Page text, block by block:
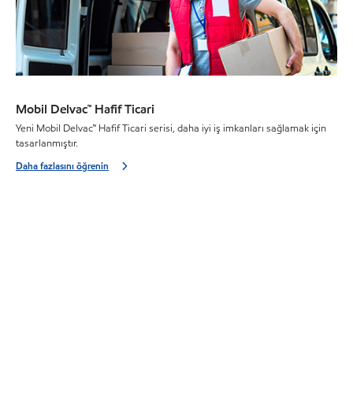
Mobil Delvac™ Hafif Ticari
Yeni Mobil Delvac™ Hafif Ticari serisi, daha iyi iş imkanları sağlamak için
tasarlanmıştır.
Daha fazlasını öğrenin